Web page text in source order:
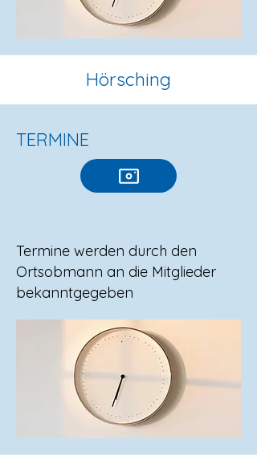
Hörsching
TERMINE
Termine werden durch den
Ortsobmann an die Mitglieder
bekanntgegeben